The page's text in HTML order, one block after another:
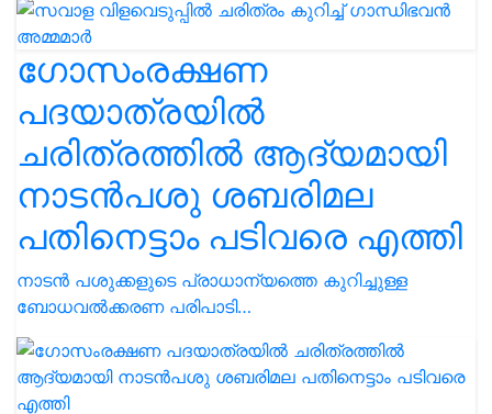
ഗോസംരക്ഷണ
പദയാത്രയിൽ
ചരിത്രത്തിൽ ആദ്യമായി
നാടൻപശു ശബരിമല
പതിനെട്ടാം പടിവരെ എത്തി
നാടൻ പശുക്കളുടെ പ്രാധാന്യത്തെ കുറിച്ചുള്ള
ബോധവൽക്കരണ പരിപാടി…